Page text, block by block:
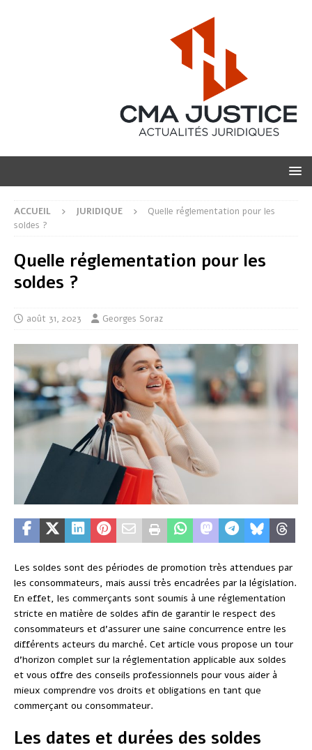
ACCUEIL JURIDIQUE
Quelle réglementation pour les
soldes ?
Quelle réglementation pour les
soldes ?
août 31, 2023 Georges Soraz
Les soldes sont des périodes de promotion très attendues par
les consommateurs, mais aussi très encadrées par la législation.
En effet, les commerçants sont soumis à une réglementation
stricte en matière de soldes afin de garantir le respect des
consommateurs et d’assurer une saine concurrence entre les
différents acteurs du marché. Cet article vous propose un tour
d’horizon complet sur la réglementation applicable aux soldes
et vous offre des conseils professionnels pour vous aider à
mieux comprendre vos droits et obligations en tant que
commerçant ou consommateur.
Les dates et durées des soldes